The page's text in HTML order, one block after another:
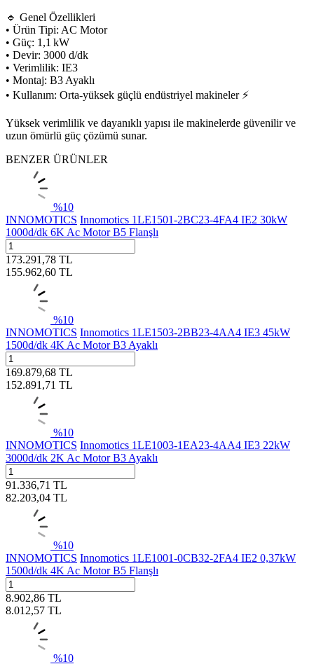
🔹 Genel Özellikleri
• Ürün Tipi: AC Motor
• Güç: 1,1 kW
• Devir: 3000 d/dk
• Verimlilik: IE3
• Montaj: B3 Ayaklı
• Kullanım: Orta-yüksek güçlü endüstriyel makineler ⚡
Yüksek verimlilik ve dayanıklı yapısı ile makinelerde güvenilir ve
uzun ömürlü güç çözümü sunar.
BENZER ÜRÜNLER
%10
INNOMOTICS Innomotics 1LE1501-2BC23-4FA4 IE2 30kW
1000d/dk 6K Ac Motor B5 Flanşlı
173.291,78 TL
155.962,60 TL
%10
INNOMOTICS Innomotics 1LE1503-2BB23-4AA4 IE3 45kW
1500d/dk 4K Ac Motor B3 Ayaklı
169.879,68 TL
152.891,71 TL
%10
INNOMOTICS Innomotics 1LE1003-1EA23-4AA4 IE3 22kW
3000d/dk 2K Ac Motor B3 Ayaklı
91.336,71 TL
82.203,04 TL
%10
INNOMOTICS Innomotics 1LE1001-0CB32-2FA4 IE2 0,37kW
1500d/dk 4K Ac Motor B5 Flanşlı
8.902,86 TL
8.012,57 TL
%10